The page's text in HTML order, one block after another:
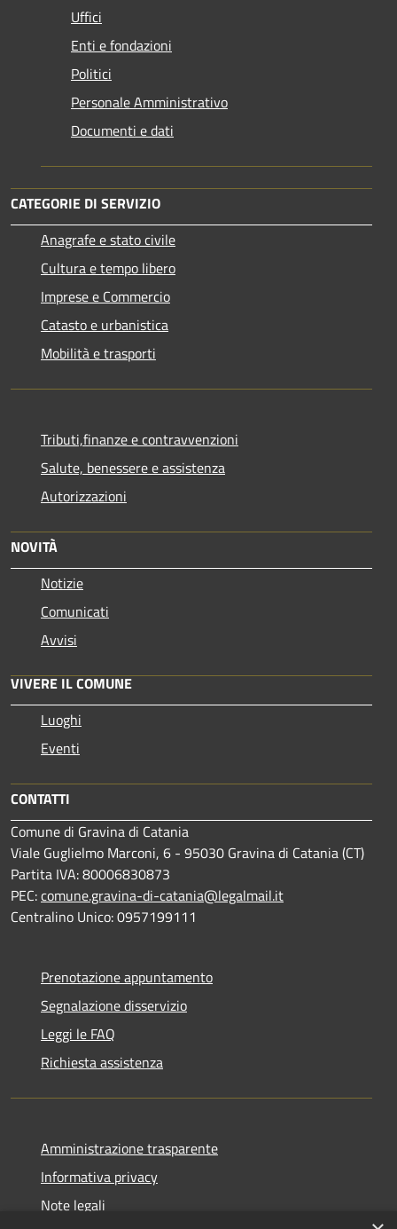
Uffici
Enti e fondazioni
Politici
Personale Amministrativo
Documenti e dati
CATEGORIE DI SERVIZIO
Anagrafe e stato civile
Cultura e tempo libero
Imprese e Commercio
Catasto e urbanistica
Mobilità e trasporti
Tributi,finanze e contravvenzioni
Salute, benessere e assistenza
Autorizzazioni
NOVITÀ
Notizie
Comunicati
Avvisi
VIVERE IL COMUNE
Luoghi
Eventi
CONTATTI
Comune di Gravina di Catania
Viale Guglielmo Marconi, 6 - 95030 Gravina di Catania (CT)
Partita IVA: 80006830873
PEC:comune.gravina-di-catania@legalmail.it
Centralino Unico: 0957199111
Prenotazione appuntamento
Segnalazione disservizio
Leggi le FAQ
Richiesta assistenza
Amministrazione trasparente
Informativa privacy
Note legali